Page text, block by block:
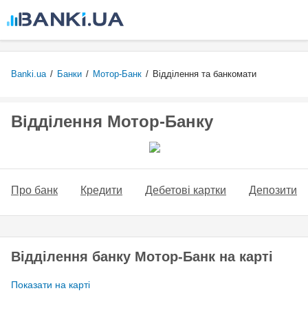
до
основного
вмісту
Banki.ua / Банки / Мотор-Банк / Відділення та банкомати
Відділення Мотор-Банку
Про банк Кредити Дебетові картки Депозити
Відділення банку Мотор-Банк на карті
Показати на карті